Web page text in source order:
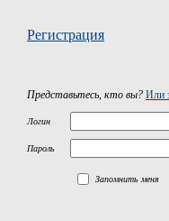
Регистрация
Представьтесь, кто вы? Или
Логин
Пароль
Запомнить меня